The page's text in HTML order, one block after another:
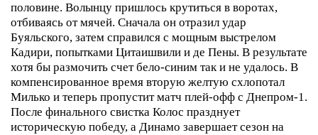
половине. Волынцу пришлось крутиться в воротах,
отбиваясь от мячей. Сначала он отразил удар
Буяльского, затем справился с мощным выстрелом
Кадири, попытками Цитаишвили и де Пены. В результате
хотя бы размочить счет бело-синим так и не удалось. В
компенсированное время вторую желтую схлопотал
Милько и теперь пропустит матч плей-офф с Днепром-1.
После финального свистка Колос празднует
историческую победу, а Динамо завершает сезон на